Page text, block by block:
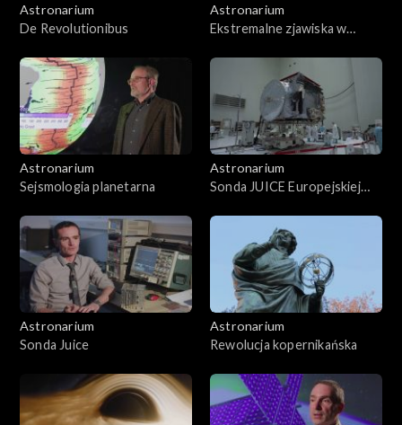
Astronarium
De Revolutionibus
Astronarium
Ekstremalne zjawiska w
Astronarium
Sejsmologia planetarna
Astronarium
Sonda JUICE Europejskiej
Astronarium
Sonda Juice
Astronarium
Rewolucja kopernikańska